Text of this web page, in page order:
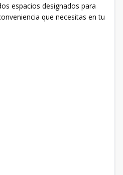
espacios designados para
que necesitas en tu